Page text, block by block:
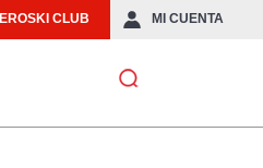
EROSKI CLUB MI CUENTA